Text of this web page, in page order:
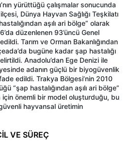
yürüttüğü çalışmalar sonucunda
Dünya Hayvan Sağlığı Teşkilatı
aşılı ari bölge” olarak
düzenlenen 93’üncü Genel
Tarım ve Orman Bakanlığından
bugüne kadar şap hastalığı
Anadolu’dan Ege Denizi ile
adanın güçlü bir biyogüvenlik
edildi. Trakya Bölgesi’nin 2010
“şap hastalığından aşılı ari bölge”
önemli bir model oluşturduğu, bu
hayvansal üretimin
VE SÜREÇ